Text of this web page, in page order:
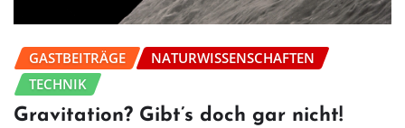
GASTBEITRÄGE
NATURWISSENSCHAFTEN
TECHNIK
Gravitation? Gibt’s doch gar nicht!